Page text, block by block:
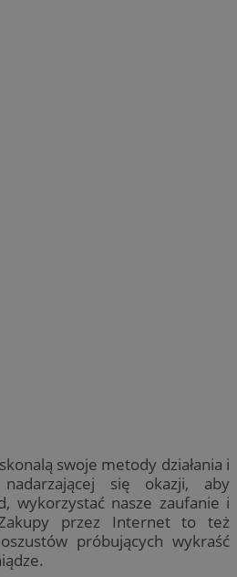
swoje metody działania i
się okazji, aby
wykorzystać nasze zaufanie i
przez Internet to też
próbujących wykraść